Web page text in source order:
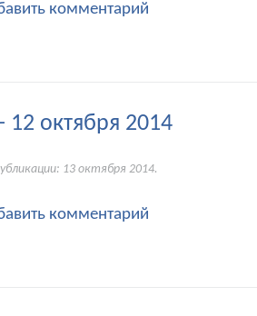
комментарий
октября 2014
13 октября 2014.
комментарий